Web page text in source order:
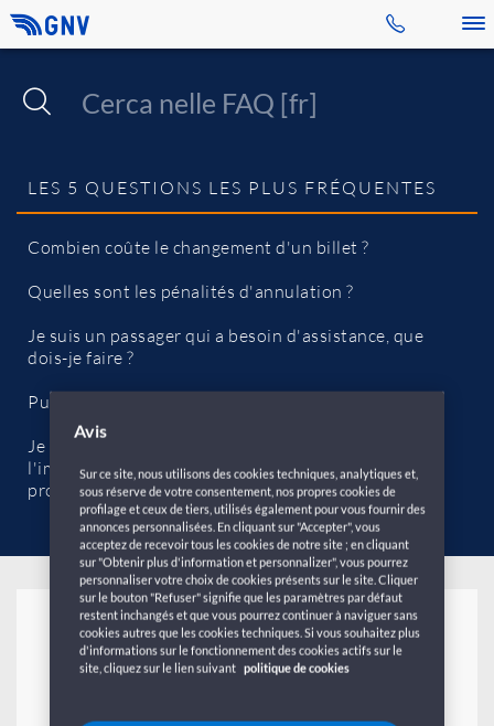
LES 5 QUESTIONS LES PLUS FRÉQUENTES
Combien coûte le changement d'un billet ?
Quelles sont les pénalités d'annulation ?
Je suis un passager qui a besoin d'assistance, que
dois-je faire ?
Puis-je embarquer si j’ai oublié ma pièce d’identité ?
Je souhaite réserver mais je n'ai pas encore
l'immatriculation du véhicule, comment dois-je
procéder ?
GNV Surclassement
Avis
Sur ce site, nous utilisons des cookies techniques, analytiques et,
sous réserve de votre consentement, nos propres cookies de
profilage et ceux de tiers, utilisés également pour vous fournir des
annonces personnalisées. En cliquant sur "Accepter", vous
acceptez de recevoir tous les cookies de notre site ; en cliquant
sur "Obtenir plus d'information et personnalizer", vous pourrez
personnaliser votre choix de cookies présents sur le site. Cliquer
sur le bouton "Refuser" signifie que les paramètres par défaut
restent inchangés et que vous pourrez continuer à naviguer sans
cookies autres que les cookies techniques. Si vous souhaitez plus
d'informations sur le fonctionnement des cookies actifs sur le
site, cliquez sur le lien suivant politique de cookies